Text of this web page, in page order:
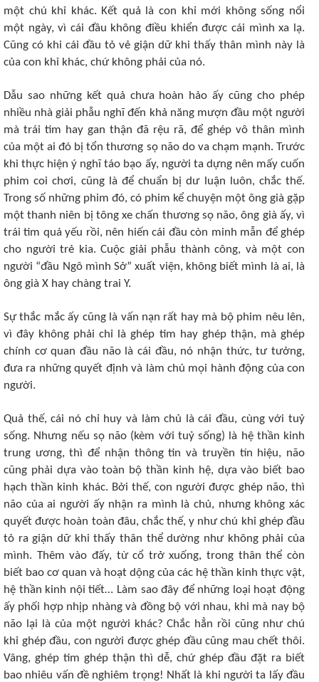
một chú khỉ khác. Kết quả là con khỉ mới không sống nổi
một ngày, vì cái đầu không điều khiển được cái mình xa lạ.
Cũng có khi cái đầu tỏ vẻ giận dữ khi thấy thân mình này là
của con khỉ khác, chứ không phải của nó.
Dẫu sao những kết quả chưa hoàn hảo ấy cũng cho phép
nhiều nhà giải phẫu nghĩ đến khả năng mượn đầu một người
mà trái tim hay gan thận đã rệu rã, để ghép vô thân mình
của một ai đó bị tổn thương sọ não do va chạm mạnh. Trước
khi thực hiện ý nghĩ táo bạo ấy, người ta dựng nên mấy cuốn
phim coi chơi, cũng là để chuẩn bị dư luận luôn, chắc thế.
Trong số những phim đó, có phim kể chuyện một ông già gặp
một thanh niên bị tông xe chấn thương sọ não, ông già ấy, vì
trái tim quá yếu rồi, nên hiến cái đầu còn minh mẫn để ghép
cho người trẻ kia. Cuộc giải phẫu thành công, và một con
người “đầu Ngô mình Sở” xuất viện, không biết mình là ai, là
ông già X hay chàng trai Y.
Sự thắc mắc ấy cũng là vấn nạn rất hay mà bộ phim nêu lên,
vì đây không phải chỉ là ghép tim hay ghép thận, mà ghép
chính cơ quan đầu não là cái đầu, nó nhận thức, tư tưởng,
đưa ra những quyết định và làm chủ mọi hành động của con
người.
Quả thế, cái nó chỉ huy và làm chủ là cái đầu, cùng với tuỷ
sống. Nhưng nếu sọ não (kèm với tuỷ sống) là hệ thần kinh
trung ương, thì để nhận thông tin và truyền tín hiệu, não
cũng phải dựa vào toàn bộ thần kinh hệ, dựa vào biết bao
hạch thần kinh khác. Bởi thế, con người được ghép não, thì
não của ai người ấy nhận ra mình là chủ, nhưng không xác
quyết được hoàn toàn đâu, chắc thế, y như chú khỉ ghép đầu
tỏ ra giận dữ khi thấy thân thể dường như không phải của
mình. Thêm vào đấy, từ cổ trở xuống, trong thân thể còn
biết bao cơ quan và hoạt dộng của các hệ thần kinh thực vật,
hệ thần kinh nội tiết… Làm sao đây để những loại hoạt động
ấy phối hợp nhịp nhàng và đồng bộ với nhau, khi mà nay bộ
não lại là của một người khác? Chắc hẳn rồi cũng như chú
khỉ ghép đầu, con người được ghép đầu cũng mau chết thôi.
Vâng, ghép tim ghép thận thì dễ, chứ ghép đầu đặt ra biết
bao nhiêu vấn đề nghiêm trọng! Nhất là khi người ta lấy đầu